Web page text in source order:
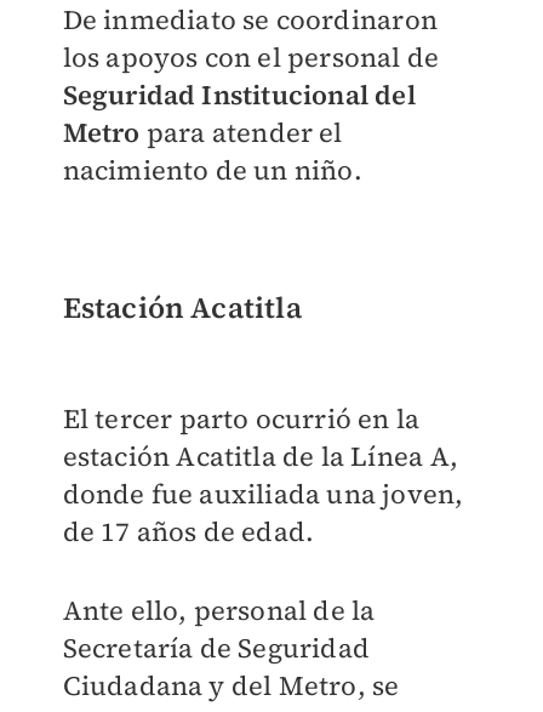
De inmediato se coordinaron
los apoyos con el personal de
Seguridad Institucional del
Metro para atender el
nacimiento de un niño.
Estación Acatitla
El tercer parto ocurrió en la
estación Acatitla de la Línea A,
donde fue auxiliada una joven,
de 17 años de edad.
Ante ello, personal de la
Secretaría de Seguridad
Ciudadana y del Metro, se